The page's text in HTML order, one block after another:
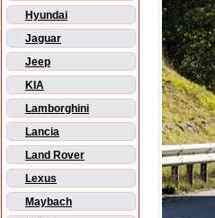
Hyundai
Jaguar
Jeep
KIA
Lamborghini
Lancia
Land Rover
Lexus
Maybach